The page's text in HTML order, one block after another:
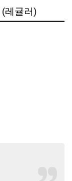
레귤러)